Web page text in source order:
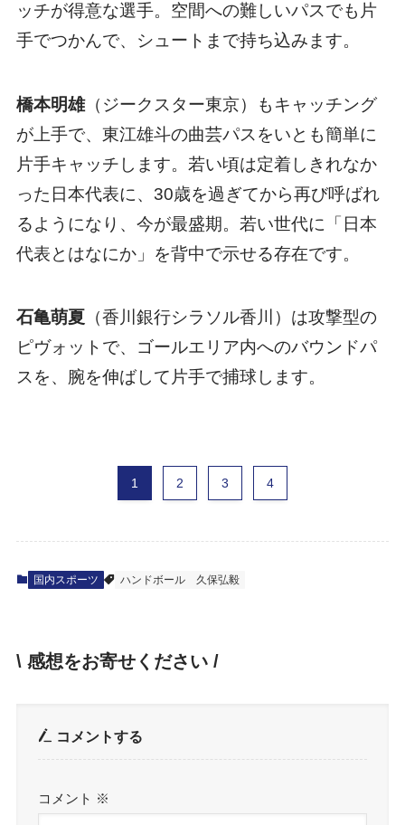
ッチが得意な選手。空間への難しいパスでも片
手でつかんで、シュートまで持ち込みます。
橋本明雄（ジークスター東京）もキャッチング
が上手で、東江雄斗の曲芸パスをいとも簡単に
片手キャッチします。若い頃は定着しきれなか
った日本代表に、30歳を過ぎてから再び呼ばれ
るようになり、今が最盛期。若い世代に「日本
代表とはなにか」を背中で示せる存在です。
石亀萌夏 （香川銀行シラソル香川）は攻撃型の
ピヴォットで、ゴールエリア内へのバウンドパ
スを、腕を伸ばして片手で捕球します。
1 2 3 4
国内スポーツ ハンドボール 久保弘毅
\ 感想をお寄せください /
コメントする
コメント ※